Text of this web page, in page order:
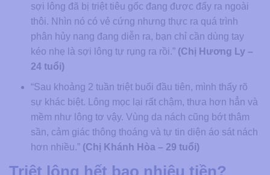
sợi lông đã bị triệt tiêu gốc đang được đẩy ra ngoài
thôi. Nhìn nó có vẻ cứng nhưng thực ra quá trình
phân hủy nang đang diễn ra, bạn chỉ cần dùng tay
kéo nhẹ là sợi lông tự rụng ra rồi.” (Chị Hương Ly –
24 tuổi)
“Sau khoảng 2 tuần triệt buổi đầu tiên, mình thấy rõ
sự khác biệt. Lông mọc lại rất chậm, thưa hơn hẳn và
mềm như lông tơ vậy. Vùng da nách cũng bớt thâm
sần, cảm giác thông thoáng và tự tin diện áo sát nách
hơn nhiều.” (Chị Khánh Hòa – 29 tuổi)